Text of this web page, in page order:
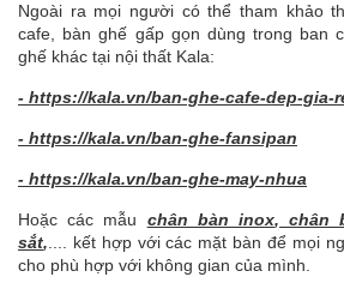
Ngoài ra mọi người có thể tham khảo
cafe, bàn ghế gấp gọn dùng trong ban
ghế khác tại nội thất Kala:
- https://kala.vn/ban-ghe-cafe-dep-gia-
- https://kala.vn/ban-ghe-fansipan
- https://kala.vn/ban-ghe-may-nhua
Hoặc các mẫu chân bàn inox, chân
sắt, .... kết hợp với các mặt bàn để mọi
cho phù hợp với không gian của mình.